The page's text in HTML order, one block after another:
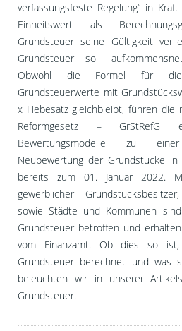
verfassungsfeste Regelung“ in
Einheitswert als
Grundsteuer seine Gültigkeit
Grundsteuer soll
Obwohl die Formel für
Grundsteuerwerte mit
x Hebesatz gleichbleibt, führen die
Reformgesetz – GrStRefG
Bewertungsmodelle zu einer
Neubewertung der Grundstücke
bereits zum 01. Januar 2022.
gewerblicher
sowie Städte und Kommunen
Grundsteuer betroffen und
vom Finanzamt. Ob dies so
Grundsteuer berechnet und was
beleuchten wir in unserer
Grundsteuer.